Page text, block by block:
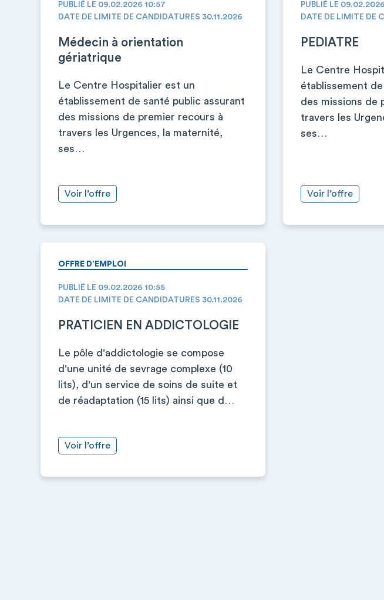
PUBLIÉ LE 09.02.2026 10:57
DATE DE LIMITE DE CANDIDATURES 30.11.2026
Médecin à orientation
gériatrique
Le Centre Hospitalier est un
établissement de santé public assurant
des missions de premier recours à
travers les Urgences, la maternité,
ses…
Voir l’offre
PUBLIÉ LE
DATE DE LIMITE DE
PEDIATRE
Le Centre
établissement
des missions de
travers les
ses…
Voir l’offre
OFFRE D’EMPLOI
PUBLIÉ LE 09.02.2026 10:55
DATE DE LIMITE DE CANDIDATURES 30.11.2026
PRATICIEN EN ADDICTOLOGIE
Le pôle d'addictologie se compose
d'une unité de sevrage complexe (10
lits), d'un service de soins de suite et
de réadaptation (15 lits) ainsi que d…
Voir l’offre